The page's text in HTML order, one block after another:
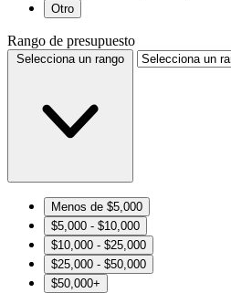
Otro
Rango de presupuesto
Selecciona un rango
Menos de $5,000
$5,000 - $10,000
$10,000 - $25,000
$25,000 - $50,000
$50,000+